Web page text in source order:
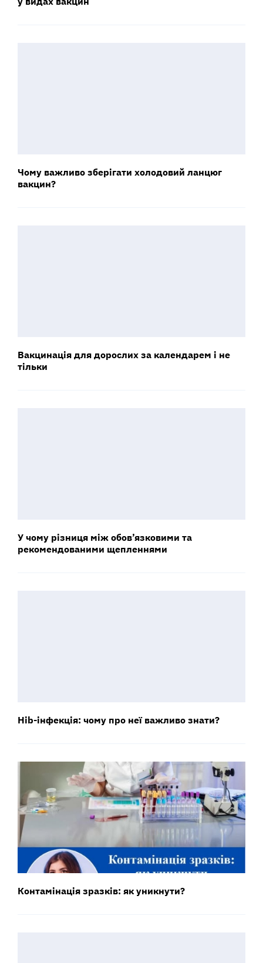
Чому важливо зберігати холодовий ланцюг
вакцин?
Вакцинація для дорослих за календарем і не
тільки
У чому різниця між обов’язковими та
рекомендованими щепленнями
Hib-інфекція: чому про неї важливо знати?
Контамінація зразків: як уникнути?